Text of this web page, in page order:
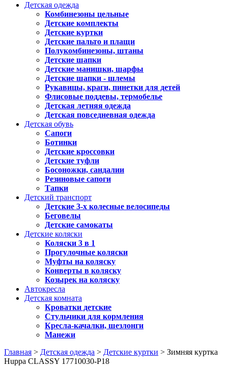
Детская одежда
Комбинезоны цельные
Детские комплекты
Детские куртки
Детские пальто и плащи
Полукомбинезоны, штаны
Детские шапки
Детские манишки, шарфы
Детские шапки - шлемы
Рукавицы, краги, пинетки для детей
Флисовые поддевы, термобелье
Детская летняя одежда
Детская повседневная одежда
Детская обувь
Сапоги
Ботинки
Детские кроссовки
Детские туфли
Босоножки, сандалии
Резиновые сапоги
Тапки
Детский транспорт
Детские 3-х колесные велосипеды
Беговелы
Детские самокаты
Детские коляски
Коляски 3 в 1
Прогулочные коляски
Муфты на коляску
Конверты в коляску
Козырек на коляску
Автокресла
Детская комната
Кроватки детские
Стульчики для кормления
Кресла-качалки, шезлонги
Манежи
Главная > Детская одежда > Детские куртки > Зимняя куртка
Huppa CLASSY 17710030-P18